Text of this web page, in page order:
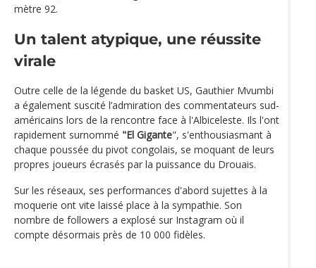
mètre 92.
Un talent atypique, une réussite
virale
Outre celle de la légende du basket US, Gauthier Mvumbi
a également suscité l’admiration des commentateurs sud-
américains lors de la rencontre face à l'Albiceleste. Ils l'ont
rapidement surnommé "El Gigante", s'enthousiasmant à
chaque poussée du pivot congolais, se moquant de leurs
propres joueurs écrasés par la puissance du Drouais.
Sur les réseaux, ses performances d'abord sujettes à la
moquerie ont vite laissé place à la sympathie. Son
nombre de followers a explosé sur Instagram où il
compte désormais près de 10 000 fidèles.